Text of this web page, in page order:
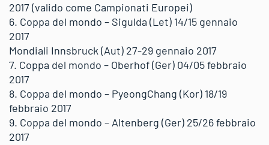
2017 (valido come Campionati Europei)
6. Coppa del mondo – Sigulda (Let) 14/15 gennaio
2017
Mondiali Innsbruck (Aut) 27-29 gennaio 2017
7. Coppa del mondo – Oberhof (Ger) 04/05 febbraio
2017
8. Coppa del mondo – PyeongChang (Kor) 18/19
febbraio 2017
9. Coppa del mondo – Altenberg (Ger) 25/26 febbraio
2017